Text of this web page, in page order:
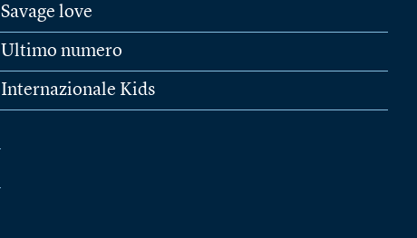
Savage love
Ultimo numero
Internazionale Kids